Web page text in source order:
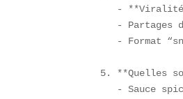
-
- Partages
- Format
5. **Quelles
- Sauce